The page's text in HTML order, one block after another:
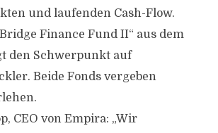
und laufenden Cash-Flow.
Finance Fund II“ aus dem
den Schwerpunkt auf
Beide Fonds vergeben
CEO von Empira: „Wir